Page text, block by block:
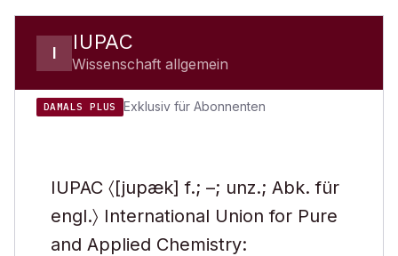
I IUPAC
Wissenschaft allgemein
DAMALS PLUS Exklusiv für Abonnenten
IUPAC 〈[jupæk] f.; –; unz.; Abk. für
engl.〉 International Union for Pure
and Applied Chemistry: